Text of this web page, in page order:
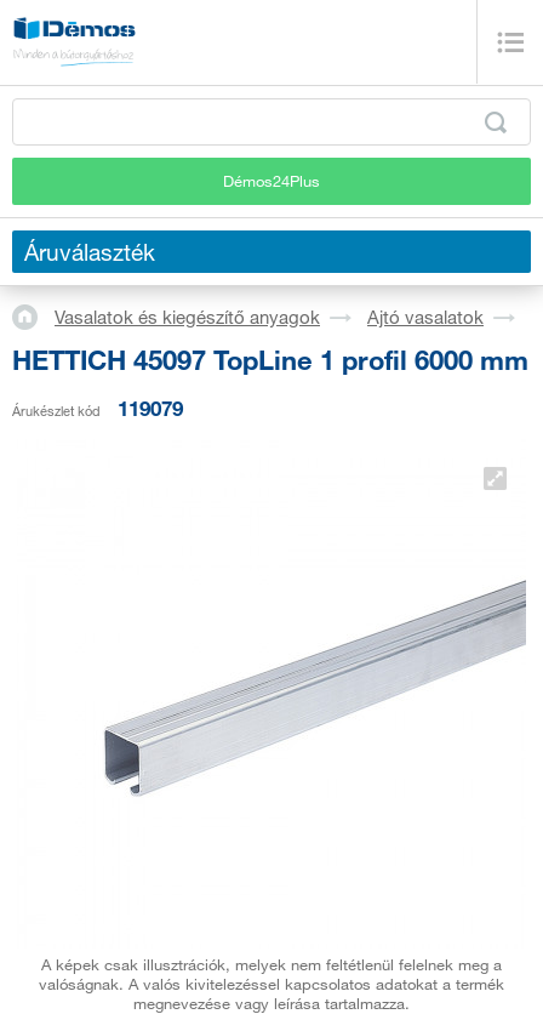
Démos24Plus
Áruválaszték
Vasalatok és kiegészítő anyagok Ajtó vasalatok
HETTICH 45097 TopLine 1 profil 6000 mm
Árukészlet kód 119079
A képek csak illusztrációk, melyek nem feltétlenül felelnek meg a
valóságnak. A valós kivitelezéssel kapcsolatos adatokat a termék
megnevezése vagy leírása tartalmazza.